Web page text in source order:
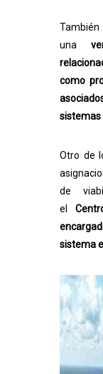
una
como
sistemas
Otro de
de
el
sistema